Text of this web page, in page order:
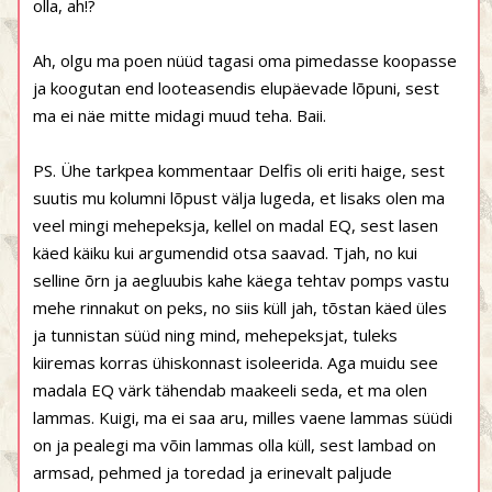
olla, ah!?
Ah, olgu ma poen nüüd tagasi oma pimedasse koopasse
ja koogutan end looteasendis elupäevade lõpuni, sest
ma ei näe mitte midagi muud teha. Baii.
PS. Ühe tarkpea kommentaar Delfis oli eriti haige, sest
suutis mu kolumni lõpust välja lugeda, et lisaks olen ma
veel mingi mehepeksja, kellel on madal EQ, sest lasen
käed käiku kui argumendid otsa saavad. Tjah, no kui
selline õrn ja aegluubis kahe käega tehtav pomps vastu
mehe rinnakut on peks, no siis küll jah, tõstan käed üles
ja tunnistan süüd ning mind, mehepeksjat, tuleks
kiiremas korras ühiskonnast isoleerida. Aga muidu see
madala EQ värk tähendab maakeeli seda, et ma olen
lammas. Kuigi, ma ei saa aru, milles vaene lammas süüdi
on ja pealegi ma võin lammas olla küll, sest lambad on
armsad, pehmed ja toredad ja erinevalt paljude